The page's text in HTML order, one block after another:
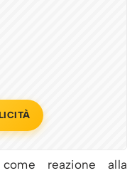
reazione alla